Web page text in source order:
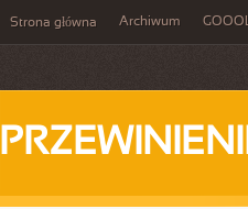
Strona główna Archiwum